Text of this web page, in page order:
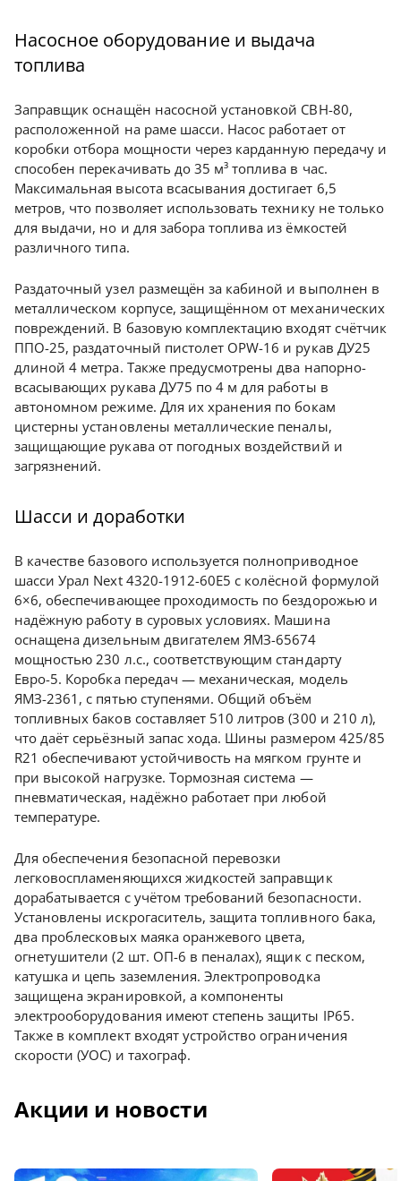
Насосное оборудование и выдача
топлива
Заправщик оснащён насосной установкой СВН-80,
расположенной на раме шасси. Насос работает от
коробки отбора мощности через карданную передачу и
способен перекачивать до 35 м³ топлива в час.
Максимальная высота всасывания достигает 6,5
метров, что позволяет использовать технику не только
для выдачи, но и для забора топлива из ёмкостей
различного типа.
Раздаточный узел размещён за кабиной и выполнен в
металлическом корпусе, защищённом от механических
повреждений. В базовую комплектацию входят счётчик
ППО-25, раздаточный пистолет OPW-16 и рукав ДУ25
длиной 4 метра. Также предусмотрены два напорно-
всасывающих рукава ДУ75 по 4 м для работы в
автономном режиме. Для их хранения по бокам
цистерны установлены металлические пеналы,
защищающие рукава от погодных воздействий и
загрязнений.
Шасси и доработки
В качестве базового используется полноприводное
шасси Урал Next 4320-1912-60Е5 с колёсной формулой
6×6, обеспечивающее проходимость по бездорожью и
надёжную работу в суровых условиях. Машина
оснащена дизельным двигателем ЯМЗ-65674
мощностью 230 л.с., соответствующим стандарту
Евро-5. Коробка передач — механическая, модель
ЯМЗ-2361, с пятью ступенями. Общий объём
топливных баков составляет 510 литров (300 и 210 л),
что даёт серьёзный запас хода. Шины размером 425/85
R21 обеспечивают устойчивость на мягком грунте и
при высокой нагрузке. Тормозная система —
пневматическая, надёжно работает при любой
температуре.
Для обеспечения безопасной перевозки
легковоспламеняющихся жидкостей заправщик
дорабатывается с учётом требований безопасности.
Установлены искрогаситель, защита топливного бака,
два проблесковых маяка оранжевого цвета,
огнетушители (2 шт. ОП-6 в пеналах), ящик с песком,
катушка и цепь заземления. Электропроводка
защищена экранировкой, а компоненты
электрооборудования имеют степень защиты IP65.
Также в комплект входят устройство ограничения
скорости (УОС) и тахограф.
Акции и новости